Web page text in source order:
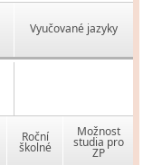
Vyučované jazyky
Roční
školné
Možnost
studia pro
ZP